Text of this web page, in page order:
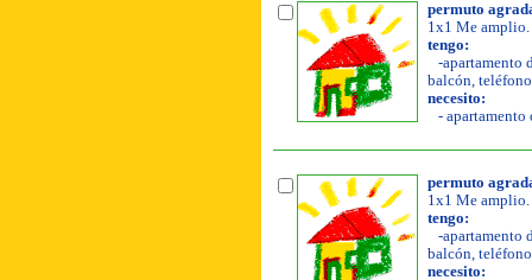
permuto
1x1 Me amplio.
tengo:
-apartamento
balcón,
necesito:
- apartamento
permuto
1x1 Me amplio.
tengo:
-apartamento
balcón,
necesito: